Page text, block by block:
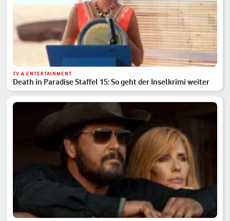
TV & ENTERTAINMENT
Death in Paradise Staffel 15: So geht der Inselkrimi weiter